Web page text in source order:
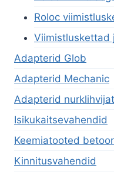
Roloc
Viimistluskettad
Adapterid Glob
Adapterid Mechanic
Adapterid
Isikukaitsevahendid
Keemiatooted
Kinnitusvahendid